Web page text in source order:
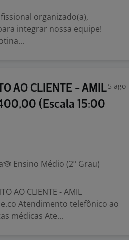
organizado(a),
integrar nossa equipe!
AO CLIENTE - AMIL
(Escala 15:00
5 ago
Ensino Médio (2º Grau)
AO CLIENTE - AMIL
Atendimento telefônico ao
médicas Ate...